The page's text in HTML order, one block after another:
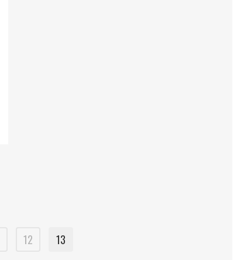
12 13